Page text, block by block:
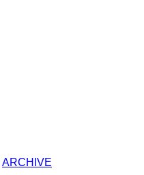
ARCHIVE